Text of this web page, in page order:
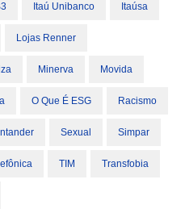
Itaú Unibanco Itaúsa
Lojas Renner
Minerva Movida
O Que É ESG Racismo
Sexual Simpar
TIM Transfobia